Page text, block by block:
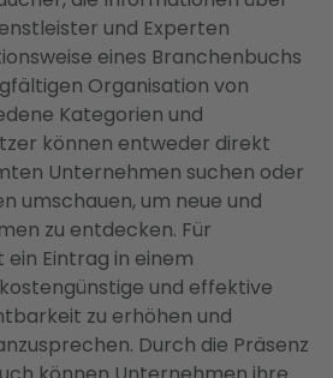
und Experten
eines Branchenbuchs
Organisation von
Kategorien und
können entweder direkt
Unternehmen suchen oder
umschauen, um neue und
zu entdecken. Für
Eintrag in einem
und effektive
zu erhöhen und
Durch die Präsenz